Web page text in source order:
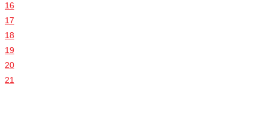
16
17
18
19
20
21